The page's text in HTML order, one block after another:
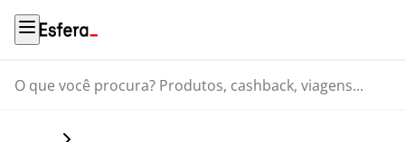
O que você procura? Produtos, cashback, viagens...